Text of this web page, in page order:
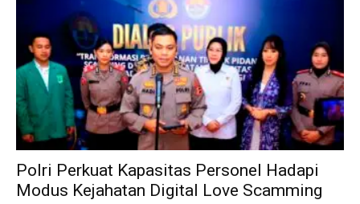
Polri Perkuat Kapasitas Personel Hadapi
Modus Kejahatan Digital Love Scamming